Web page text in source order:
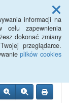
informacji na
celu zapewnienia
dokonać zmiany
przeglądarce.
plików cookies
Menu